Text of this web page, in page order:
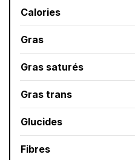
Calories
Gras
Gras saturés
Gras trans
Glucides
Fibres